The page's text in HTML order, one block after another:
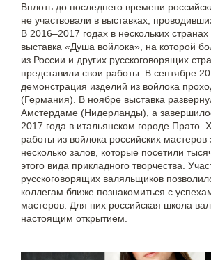
Вплоть до последнего времени
не участвовали в выставках,
В 2016‒2017 годах в нескольких
выставка «Душа войлока», на которой
из России и других русскоговорящих
представили свои работы. В сентябре
демонстрация изделий из войлока
(Германия). В ноябре выставка
Амстердаме (Нидерланды), а
2017 года в итальянском городе Прато.
работы из войлока российских мастеров
несколько залов, которые посетили
этого вида прикладного творчества.
русскоговорящих валяльщиков
коллегам ближе познакомиться с
мастеров. Для них российская школа
настоящим открытием.